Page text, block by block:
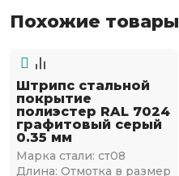
Похожие товары
Штрипс стальной
покрытие
полиэстер RAL 7024
графитовый серый
0.35 мм
Марка стали: ст08
Длина: Отмотка в размер